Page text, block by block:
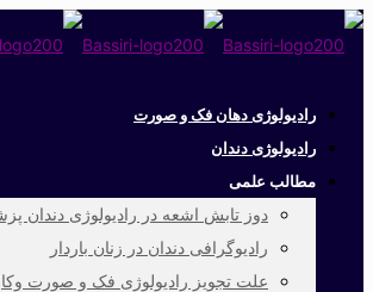
رادیولوژی دهان فک و صورت
رادیولوژی دندان
مطالب علمی
دوز تابش اشعه در رادیولوژی دندان
رادیوگرافی دندان در زنان باردار
علت تجویز رادیولوژی فک و صورت